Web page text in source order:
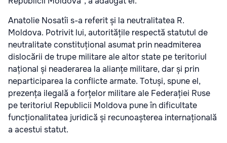
Anatolie Nosatîi s-a referit și la neutralitatea R.
Moldova. Potrivit lui, autoritățile respectă statutul de
neutralitate constituțional asumat prin neadmiterea
dislocării de trupe militare ale altor state pe teritoriul
național și neaderarea la alianțe militare, dar și prin
neparticiparea la conflicte armate. Totuși, spune el,
prezența ilegală a forțelor militare ale Federației Ruse
pe teritoriul Republicii Moldova pune în dificultate
funcționalitatea juridică și recunoașterea internațională
a acestui statut.